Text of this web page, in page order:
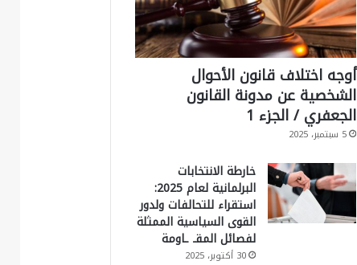
أوجه اختلاف قانون الأحوال
الشخصية عن مدونة القانون
الجعفري / الجزء 1
5 سبتمبر، 2025
خارطة الانتخابات
البرلمانية لعام 2025:
استقراء للتحالفات ولدور
القوى السياسية الممثلة
لفصائل المقـ ـاومة
30 أكتوبر، 2025